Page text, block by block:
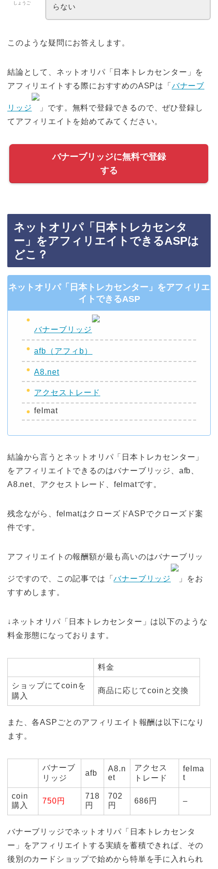
しょうご
らない
このような疑問にお答えします。
結論として、ネットオリパ「日本トレカセンター」を
アフィリエイトする際におすすめのASPは「 バナーブ
リッジ
」です。無料で登録できるので、ぜひ登録し
てアフィリエイトを始めてみてください。
バナーブリッジに無料で登録
する
ネットオリパ「日本トレカセンタ
ー」をアフィリエイトできるASPは
どこ？
ネットオリパ「日本トレカセンター」をアフィリエ
イトできるASP
バナーブリッジ
afb（アフィb）
A8.net
アクセストレード
felmat
結論から言うとネットオリパ「日本トレカセンター」
をアフィリエイトできるのはバナーブリッジ、afb、
A8.net、アクセストレード、felmatです。
残念ながら、felmatはクローズドASPでクローズド案
件です。
アフィリエイトの報酬額が最も高いのはバナーブリッ
ジですので、この記事では「バナーブリッジ
」をお
すすめします。
↓ネットオリパ「日本トレカセンター」は以下のような
料金形態になっております。
料金
ショップにてcoinを
購入
商品に応じてcoinと交換
また、各ASPごとのアフィリエイト報酬は以下になり
ます。
バナーブ
リッジ
afb
A8.n
et
アクセス
トレード
felma
t
coin
購入
750円
718
円
702
円
686円 –
バナーブリッジでネットオリパ「日本トレカセンタ
ー」をアフィリエイトする実績を蓄積できれば、その
後別のカードショップで始めから特単を手に入れられ